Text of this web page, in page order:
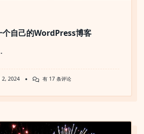
个自己的WordPress博客
2, 2024
如
一
有 17 条评论